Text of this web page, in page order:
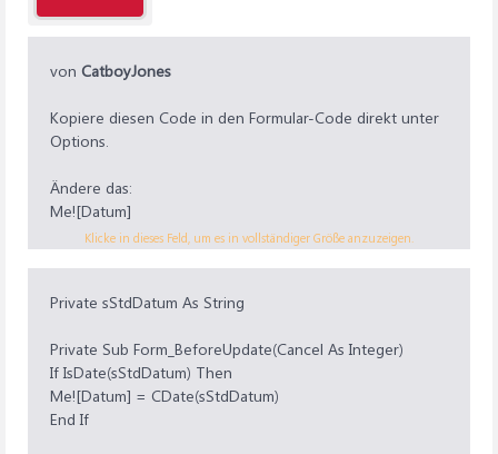
von CatboyJones
Kopiere diesen Code in den Formular-Code direkt unter
Options.
Ändere das:
Me![Datum]
auf den Name deiner Datumsspalte.
Ändere ggf. den Code entspr. deiner Wünsche.
Code:
Klicke in dieses Feld, um es in vollständiger Größe anzuzeigen.
Private sStdDatum As String
Private Sub Form_BeforeUpdate(Cancel As Integer)
If IsDate(sStdDatum) Then
Me![Datum] = CDate(sStdDatum)
End If